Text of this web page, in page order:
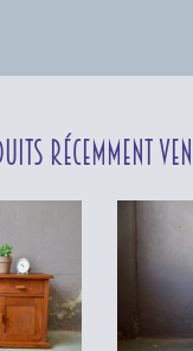
récemment